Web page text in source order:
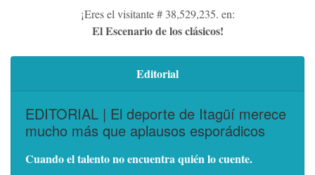
¡Eres el visitante # 38,529,235. en:
El Escenario de los clásicos!
Editorial
EDITORIAL | El deporte de Itagüí merece
mucho más que aplausos esporádicos
Cuando el talento no encuentra quién lo cuente.